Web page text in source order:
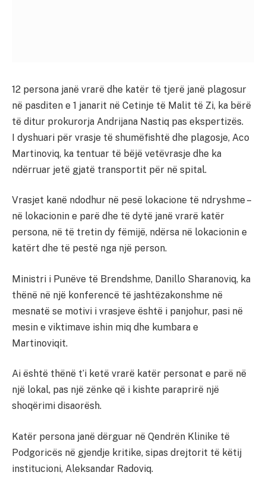
12 persona janë vrarë dhe katër të tjerë janë plagosur
në pasditen e 1 janarit në Cetinje të Malit të Zi, ka bërë
të ditur prokurorja Andrijana Nastiq pas ekspertizës.
I dyshuari për vrasje të shumëfishtë dhe plagosje, Aco
Martinoviq, ka tentuar të bëjë vetëvrasje dhe ka
ndërruar jetë gjatë transportit për në spital.
Vrasjet kanë ndodhur në pesë lokacione të ndryshme –
në lokacionin e parë dhe të dytë janë vrarë katër
persona, në të tretin dy fëmijë, ndërsa në lokacionin e
katërt dhe të pestë nga një person.
Ministri i Punëve të Brendshme, Danillo Sharanoviq, ka
thënë në një konferencë të jashtëzakonshme në
mesnatë se motivi i vrasjeve është i panjohur, pasi në
mesin e viktimave ishin miq dhe kumbara e
Martinoviqit.
Ai është thënë t’i ketë vrarë katër personat e parë në
një lokal, pas një zënke që i kishte paraprirë një
shoqërimi disaorësh.
Katër persona janë dërguar në Qendrën Klinike të
Podgoricës në gjendje kritike, sipas drejtorit të këtij
institucioni, Aleksandar Radoviq.